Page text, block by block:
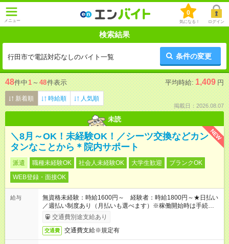
メニュー
0
気になる！ ログイン
検索結果
行田市で電話対応なしのバイト一覧 条件の変更
48件中1 ～ 48件表示 平均時給: 1,409 円
新着順 時給順 人気順
掲載日：2026.08.07
未読
NEW
＼8月～OK！未経験OK！／シーツ交換などカン
タンなことから＊院内サポート
派遣 職種未経験OK 社会人未経験OK 大学生歓迎
ブランクOK
WEB登録・面接OK
給与
無資格未経験：時給1600円～ 経験者：時給1800円～★日払い
／週払い制度あり（月払いも選べます）※稼働開始時は手続き完
了次第のお支払いとなります。
交通費別途支給あり
交通費 交通費支給※規定有